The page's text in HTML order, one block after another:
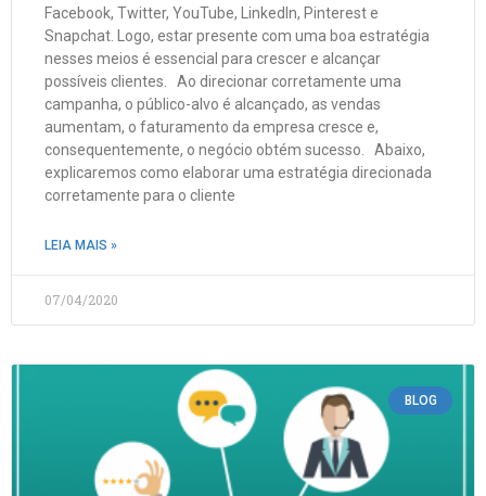
Facebook, Twitter, YouTube, LinkedIn, Pinterest e
Snapchat. Logo, estar presente com uma boa estratégia
nesses meios é essencial para crescer e alcançar
possíveis clientes. Ao direcionar corretamente uma
campanha, o público-alvo é alcançado, as vendas
aumentam, o faturamento da empresa cresce e,
consequentemente, o negócio obtém sucesso. Abaixo,
explicaremos como elaborar uma estratégia direcionada
corretamente para o cliente
LEIA MAIS »
07/04/2020
BLOG